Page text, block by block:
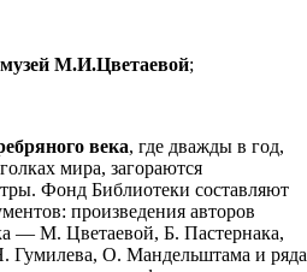
М.И.Цветаевой;
века, где дважды в год,
мира, загораются
Фонд Библиотеки составляют
произведения авторов
— М. Цветаевой, Б. Пастернака,
Гумилева, О. Мандельштама и ряда